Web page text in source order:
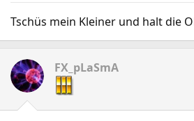
Tschüs mein Kleiner und halt die
FX_pLaSmA